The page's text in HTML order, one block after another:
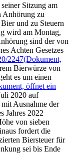
Sitzung am
Anhörung zu
und zu Steuern
wird am Montag,
sind der von
Achten Gesetzes
2247(Dokument,
Bierwürze von
es um einen
öffnet ein
2020 auf
Ausnahme der
Jahres 2022
von sieben
fordert die
Biersteuer für
sei bis Ende